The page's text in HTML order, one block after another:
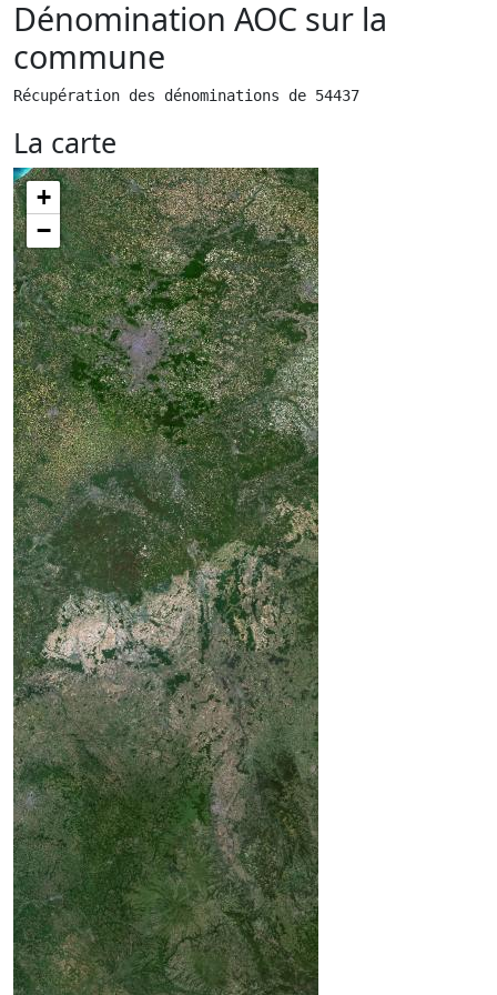
Dénomination AOC sur la
commune
Récupération des dénominations de 54437
La carte
+
−